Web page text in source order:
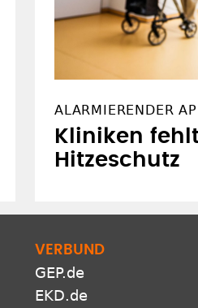
ALARMIERENDER
Kliniken
Hitzeschutz
VERBUND
GEP.de
EKD.de